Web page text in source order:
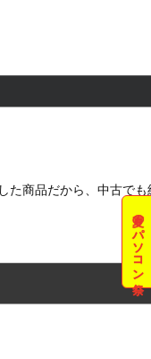
夏のパソコン祭
た商品だから、中古で